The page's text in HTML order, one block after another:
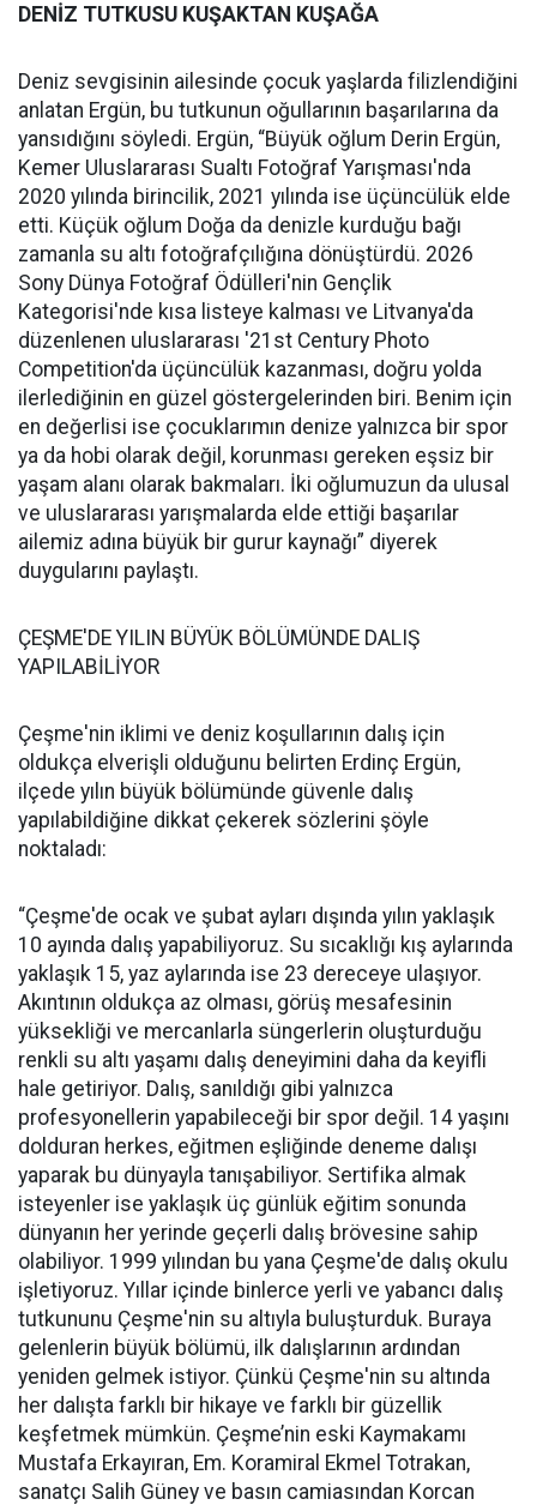
DENİZ TUTKUSU KUŞAKTAN KUŞAĞA
Deniz sevgisinin ailesinde çocuk yaşlarda filizlendiğini
anlatan Ergün, bu tutkunun oğullarının başarılarına da
yansıdığını söyledi. Ergün, “Büyük oğlum Derin Ergün,
Kemer Uluslararası Sualtı Fotoğraf Yarışması'nda
2020 yılında birincilik, 2021 yılında ise üçüncülük elde
etti. Küçük oğlum Doğa da denizle kurduğu bağı
zamanla su altı fotoğrafçılığına dönüştürdü. 2026
Sony Dünya Fotoğraf Ödülleri'nin Gençlik
Kategorisi'nde kısa listeye kalması ve Litvanya'da
düzenlenen uluslararası '21st Century Photo
Competition'da üçüncülük kazanması, doğru yolda
ilerlediğinin en güzel göstergelerinden biri. Benim için
en değerlisi ise çocuklarımın denize yalnızca bir spor
ya da hobi olarak değil, korunması gereken eşsiz bir
yaşam alanı olarak bakmaları. İki oğlumuzun da ulusal
ve uluslararası yarışmalarda elde ettiği başarılar
ailemiz adına büyük bir gurur kaynağı” diyerek
duygularını paylaştı.
ÇEŞME'DE YILIN BÜYÜK BÖLÜMÜNDE DALIŞ
YAPILABİLİYOR
Çeşme'nin iklimi ve deniz koşullarının dalış için
oldukça elverişli olduğunu belirten Erdinç Ergün,
ilçede yılın büyük bölümünde güvenle dalış
yapılabildiğine dikkat çekerek sözlerini şöyle
noktaladı:
“Çeşme'de ocak ve şubat ayları dışında yılın yaklaşık
10 ayında dalış yapabiliyoruz. Su sıcaklığı kış aylarında
yaklaşık 15, yaz aylarında ise 23 dereceye ulaşıyor.
Akıntının oldukça az olması, görüş mesafesinin
yüksekliği ve mercanlarla süngerlerin oluşturduğu
renkli su altı yaşamı dalış deneyimini daha da keyifli
hale getiriyor. Dalış, sanıldığı gibi yalnızca
profesyonellerin yapabileceği bir spor değil. 14 yaşını
dolduran herkes, eğitmen eşliğinde deneme dalışı
yaparak bu dünyayla tanışabiliyor. Sertifika almak
isteyenler ise yaklaşık üç günlük eğitim sonunda
dünyanın her yerinde geçerli dalış brövesine sahip
olabiliyor. 1999 yılından bu yana Çeşme'de dalış okulu
işletiyoruz. Yıllar içinde binlerce yerli ve yabancı dalış
tutkununu Çeşme'nin su altıyla buluşturduk. Buraya
gelenlerin büyük bölümü, ilk dalışlarının ardından
yeniden gelmek istiyor. Çünkü Çeşme'nin su altında
her dalışta farklı bir hikaye ve farklı bir güzellik
keşfetmek mümkün. Çeşme’nin eski Kaymakamı
Mustafa Erkayıran, Em. Koramiral Ekmel Totrakan,
sanatçı Salih Güney ve basın camiasından Korcan